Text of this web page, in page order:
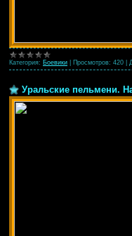
Категория: Боевики Просмотров: 420
Уральские пельмени.